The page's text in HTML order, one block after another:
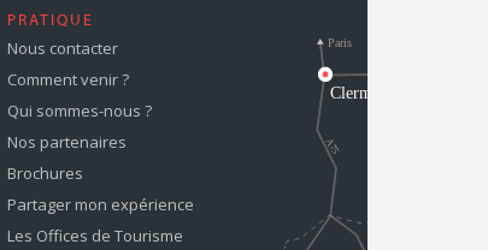
PRATIQUE
Nous contacter
Comment venir ?
Qui sommes-nous ?
Nos partenaires
Brochures
Partager mon expérience
Les Offices de Tourisme